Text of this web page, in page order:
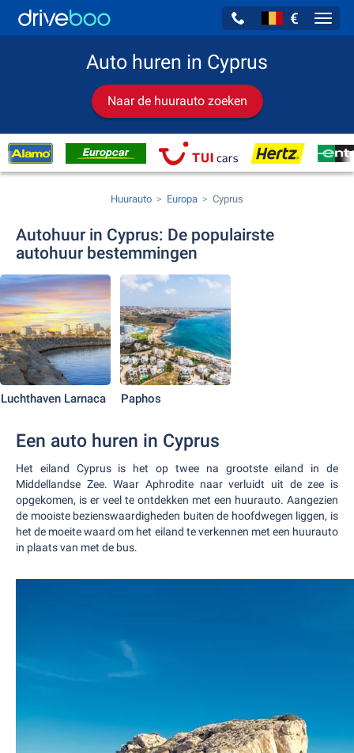
€
Auto huren in Cyprus
Naar de huurauto zoeken
Huurauto Europa Cyprus
Autohuur in Cyprus: De populairste
autohuur bestemmingen
Luchthaven Larnaca Paphos
Een auto huren in Cyprus
Het eiland Cyprus is het op twee na grootste eiland in de
Middellandse Zee. Waar Aphrodite naar verluidt uit de zee is
opgekomen, is er veel te ontdekken met een huurauto. Aangezien
de mooiste bezienswaardigheden buiten de hoofdwegen liggen, is
het de moeite waard om het eiland te verkennen met een huurauto
in plaats van met de bus.